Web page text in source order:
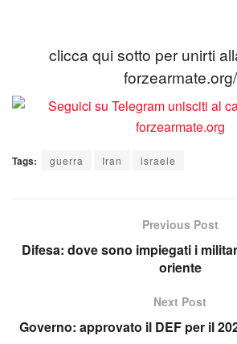
clicca qui sotto per unirti
forzearmate.org/
Tags: guerra Iran israele
Previous Post
Difesa: dove sono impiegati i
oriente
Next Post
Governo: approvato il DEF per il